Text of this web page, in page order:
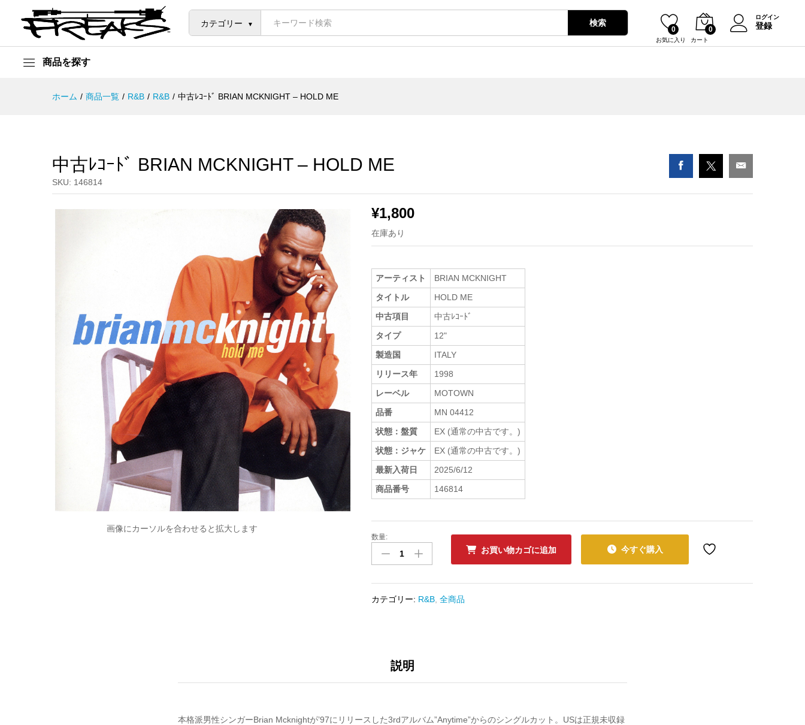
カテゴリー 検索
お気に入り
0
カート
0
ログイン
登録
商品を探す
ホーム / 商品一覧 / R&B / R&B / 中古ﾚｺｰﾄﾞ BRIAN MCKNIGHT – HOLD ME
中古ﾚｺｰﾄﾞ BRIAN MCKNIGHT – HOLD ME
SKU: 146814
画像にカーソルを合わせると拡大します
¥1,800
在庫あり
アーティスト
BRIAN MCKNIGHT
タイトル
HOLD ME
中古項目
中古ﾚｺｰﾄﾞ
タイプ
12"
製造国
ITALY
リリース年
1998
レーベル
MOTOWN
品番
MN 04412
状態：盤質
EX (通常の中古です。)
状態：ジャケ
EX (通常の中古です。)
最新入荷日
2025/6/12
商品番号
146814
中
ﾚ
ﾄﾞ
HOLD
数
数量:
お買い物カゴに追加 今すぐ購入
カテゴリー: R&B ,全商品
説明
本格派男性シンガーBrian Mcknightが’97にリリースした3rdアルバム”Anytime”からのシングルカット。USは正規未収録
中古ﾚｺｰﾄﾞ BRIAN MCKNIGHT - HOLD ME
説明
¥1,800 カートに入れる